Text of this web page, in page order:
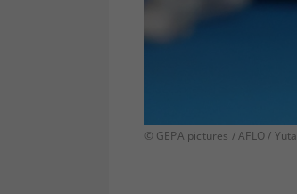
© GEPA pictures / AFLO /